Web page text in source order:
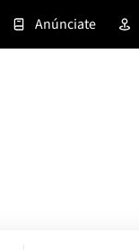
Anúnciate